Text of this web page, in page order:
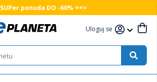
SUPer ponuda DO -60% ==>
Uloguj se